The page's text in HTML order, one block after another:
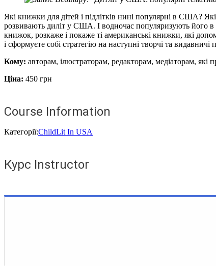
Які книжки для дітей і підлітків нині популярні в США?
розвивають диліт у США. І водночас популяризують його в
книжок, розкаже і покаже ті американські книжки, які
і сформуєте собі стратегію на наступні творчі та видавничі
Кому: авторам, ілюстраторам, редакторам, медіаторам,
Ціна: 450 грн
Course Information
Категорії:ChildLit In USA
Курс Instructor